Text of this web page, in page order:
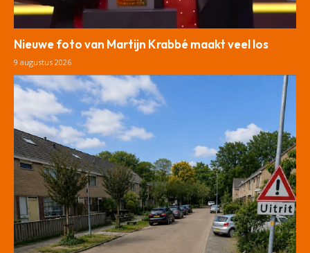
Nieuwe foto van Martijn Krabbé maakt veel los
9 augustus 2026